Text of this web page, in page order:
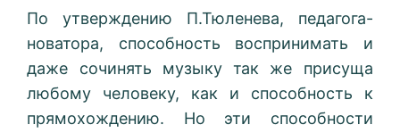
По утверждению П.Тюленева, педагога-
новатора, способность воспринимать и
даже сочинять музыку так же присуща
любому человеку, как и способность к
прямохождению. Но эти способности